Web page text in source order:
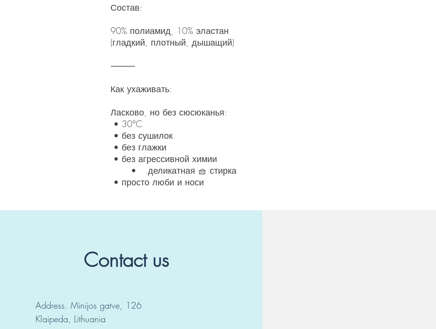
Состав:
90% полиамид, 10% эластан
(гладкий, плотный, дышащий)
⸻
Как ухаживать:
Ласково, но без сюсюканья:
• 30°C
• без сушилок
• без глажки
• без агрессивной химии
• деликатная 🧺 стирка
• просто люби и носи
Contact us
Address. Minijos gatve, 126
Klaipeda, Lithuania